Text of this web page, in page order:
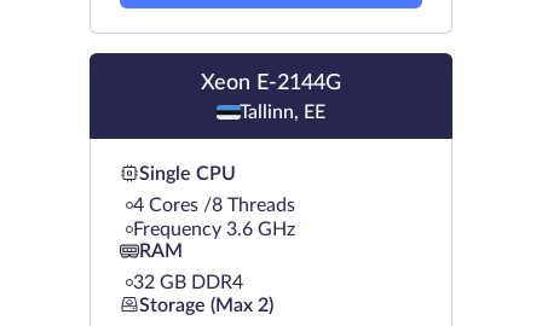
Xeon E-2144G
Tallinn, EE
Single CPU
4 Cores /8 Threads
Frequency 3.6 GHz
RAM
32 GB DDR4
Storage (Max 2)